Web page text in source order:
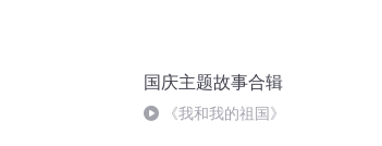
国庆主题故事合辑
《我和我的祖国》